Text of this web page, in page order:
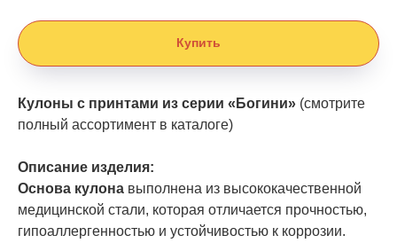
Купить
Кулоны с принтами из серии «Богини» (смотрите
полный ассортимент в каталоге)
Описание изделия:
Основа кулона выполнена из высококачественной
медицинской стали, которая отличается прочностью,
гипоаллергенностью и устойчивостью к коррозии.